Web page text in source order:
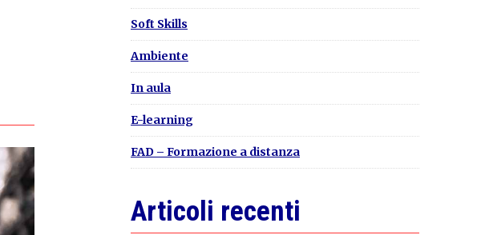
Soft Skills
Ambiente
In aula
E-learning
FAD – Formazione a distanza
Articoli recenti